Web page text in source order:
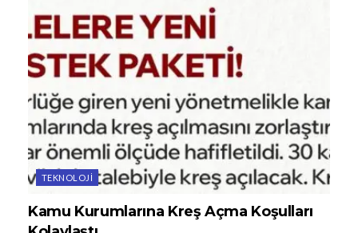
TEKNOLOJI
Kamu Kurumlarına Kreş Açma Koşulları